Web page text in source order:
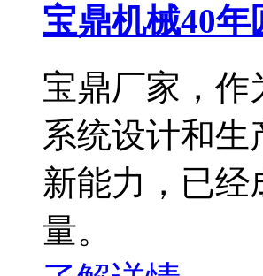
宝鼎机械40
宝鼎厂家，作
系统设计和
新能力，已经
量。